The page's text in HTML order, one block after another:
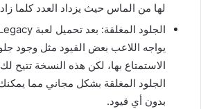
لها من الماس حيث يزداد العدد كلما
يواجه اللاعب بعض القيود مثل وجود
الاستمتاع بها، لكن هذه النسخة
الجلود المغلقة بشكل مجاني مما
بدون أي قيود.